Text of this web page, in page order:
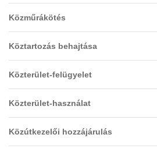
Közműrákötés
Köztartozás behajtása
Közterület-felügyelet
Közterület-használat
Közútkezelői hozzájárulás